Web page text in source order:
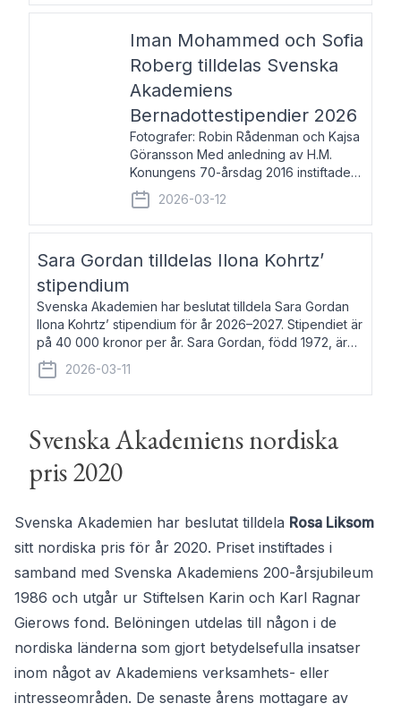
Iman Mohammed och Sofia
Roberg tilldelas Svenska
Akademiens
Bernadottestipendier 2026
Fotografer: Robin Rådenman och Kajsa
Göransson Med anledning av H.M.
Konungens 70-årsdag 2016 instiftade
fem av de kungliga akademierna det så
kallade Bernadotteprogrammet med
syfte att genom stipendier erbjuda stöd
2026-03-12
Sara Gordan tilldelas Ilona Kohrtz’
stipendium
Svenska Akademien har beslutat tilldela Sara Gordan
Ilona Kohrtz’ stipendium för år 2026–2027. Stipendiet är
på 40 000 kronor per år. Sara Gordan, född 1972, är
författare och översättare. Hon debuterade 2006 med
det prosalyriska verket En
2026-03-11
Svenska Akademiens nordiska
pris 2020
Svenska Akademien har beslutat tilldela Rosa Liksom
sitt nordiska pris för år 2020. Priset instiftades i
samband med Svenska Akademiens 200-årsjubileum
1986 och utgår ur Stiftelsen Karin och Karl Ragnar
Gierows fond. Belöningen utdelas till någon i de
nordiska länderna som gjort betydelsefulla insatser
inom något av Akademiens verksamhets- eller
intresseområden. De senaste årens mottagare av